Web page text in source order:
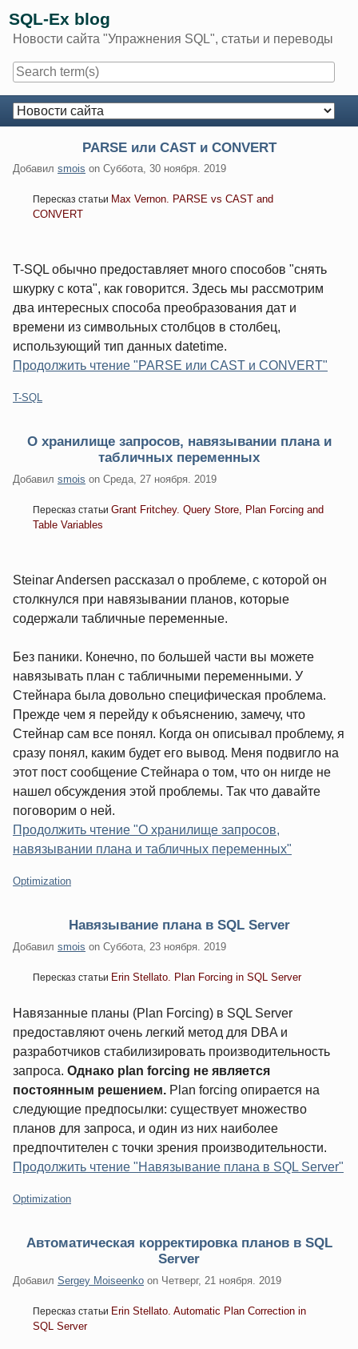
content
SQL-Ex blog
Новости сайта "Упражнения SQL", статьи и переводы
Navigation
PARSE или CAST и CONVERT
Добавил smois on Суббота, 30 ноября. 2019
Пересказ статьи Max Vernon. PARSE vs CAST and
CONVERT
T-SQL обычно предоставляет много способов "снять
шкурку с кота", как говорится. Здесь мы рассмотрим
два интересных способа преобразования дат и
времени из символьных столбцов в столбец,
использующий тип данных datetime.
Продолжить чтение "PARSE или CAST и CONVERT"
Категории:
T-SQL
О хранилище запросов, навязывании плана и
табличных переменных
Добавил smois on Среда, 27 ноября. 2019
Пересказ статьи Grant Fritchey. Query Store, Plan Forcing and
Table Variables
Steinar Andersen рассказал о проблеме, с которой он
столкнулся при навязывании планов, которые
содержали табличные переменные.
Без паники. Конечно, по большей части вы можете
навязывать план с табличными переменными. У
Стейнара была довольно специфическая проблема.
Прежде чем я перейду к объяснению, замечу, что
Стейнар сам все понял. Когда он описывал проблему, я
сразу понял, каким будет его вывод. Меня подвигло на
этот пост сообщение Стейнара о том, что он нигде не
нашел обсуждения этой проблемы. Так что давайте
поговорим о ней.
Продолжить чтение "О хранилище запросов,
навязывании плана и табличных переменных"
Категории:
Optimization
Навязывание плана в SQL Server
Добавил smois on Суббота, 23 ноября. 2019
Пересказ статьи Erin Stellato. Plan Forcing in SQL Server
Навязанные планы (Plan Forcing) в SQL Server
предоставляют очень легкий метод для DBA и
разработчиков стабилизировать производительность
запроса. Однако plan forcing не является
постоянным решением. Plan forcing опирается на
следующие предпосылки: существует множество
планов для запроса, и один из них наиболее
предпочтителен с точки зрения производительности.
Продолжить чтение "Навязывание плана в SQL Server"
Категории:
Optimization
Автоматическая корректировка планов в SQL
Server
Добавил Sergey Moiseenko on Четверг, 21 ноября. 2019
Пересказ статьи Erin Stellato. Automatic Plan Correction in
SQL Server